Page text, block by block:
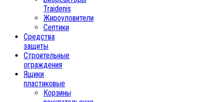
Traidenis
Жироуловители
Септики
Средства
защиты
Строительные
ограждения
Ящики
пластиковые
Корзины